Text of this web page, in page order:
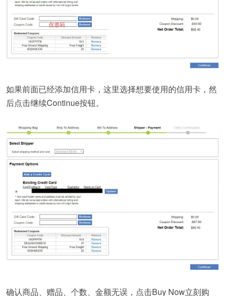
如果前面已经添加信用卡，这里选择想要使用的信用卡，然
后点击继续Continue按钮。
确认商品、赠品、个数、金额无误，点击Buy Now立刻购